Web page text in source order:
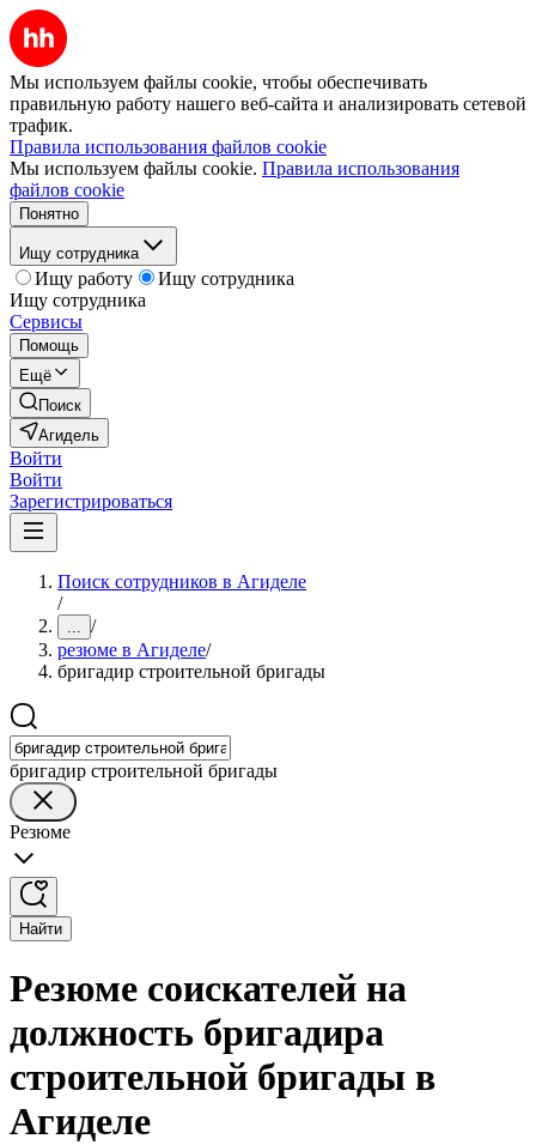
Мы используем файлы cookie, чтобы обеспечивать
правильную работу нашего веб-сайта и анализировать сетевой
трафик.
Правила использования файлов cookie
Мы используем файлы cookie. Правила использования
файлов cookie
Понятно
Ищу сотрудника
Ищу работу
Ищу сотрудника
Ищу сотрудника
Сервисы
Помощь
Ещё
Поиск
Агидель
Войти
Войти
Зарегистрироваться
Поиск сотрудников в Агиделе
/
... /
резюме в Агиделе/
бригадир строительной бригады
бригадир строительной бригады
Резюме
Найти
Резюме соискателей на
должность бригадира
строительной бригады в
Агиделе